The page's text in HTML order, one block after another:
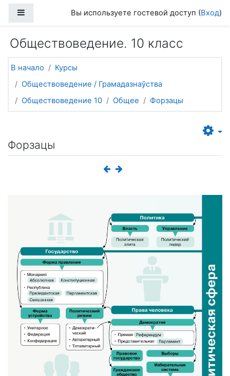
Боковая панельВы используете гостевой доступ (Вход)
Обществоведение. 10 класс
В начало
Курсы
Обществоведение / Грамадазнаўства
Обществоведение 10
Общее Форзацы
Форзацы